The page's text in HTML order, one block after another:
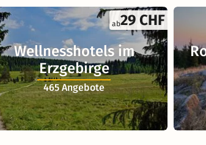
ab29 CHF
Wellnesshotels im
Erzgebirge
465 Angebote